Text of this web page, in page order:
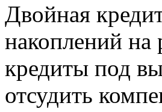
Двойная
накоплений на
кредиты под
отсудить